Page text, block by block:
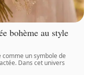
bohème au style
comme un symbole de
Dans cet univers